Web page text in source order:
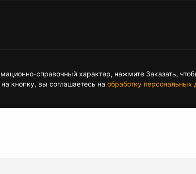
справочный характер, нажмите Заказать,
кнопку, вы соглашаетесь на обработку персональных